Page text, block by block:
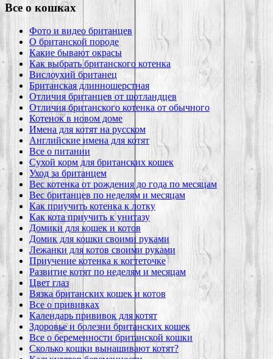
Все о кошках
Фото и видео британцев
О британской породе
Какие бывают окрасы
Как выбрать британского котенка
Вислоухий британец
Британская длинношерстная
Отличия британцев от шотландцев
Отличия британского котенка от обычного
Котенок в новом доме
Имена для котят на русском
Английские имена для котят
Все о питании
Сухой корм для британских кошек
Уход за британцем
Вес котенка от рождения до года по месяцам
Вес британцев по неделям и месяцам
Как приучить котенка к лотку
Как кота приучить к унитазу
Домики для кошек и котов
Домик для кошки своими руками
Лежанки для котов своими руками
Приучение котенка к когтеточке
Развитие котят по неделям и месяцам
Цвет глаз
Вязка британских кошек и котов
Все о прививках
Календарь прививок для котят
Здоровье и болезни британских кошек
Все о беременности британской кошки
Сколько кошки вынашивают котят?